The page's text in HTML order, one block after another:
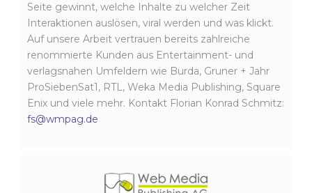
Seite gewinnt, welche Inhalte zu welcher Zeit
Interaktionen auslösen, viral werden und was klickt.
Auf unsere Arbeit vertrauen bereits zahlreiche
renommierte Kunden aus Entertainment- und
verlagsnahen Umfeldern wie Burda, Gruner + Jahr
ProSiebenSat1, RTL, Weka Media Publishing, Square
Enix und viele mehr. Kontakt Florian Konrad Schmitz:
fs@wmpag.de